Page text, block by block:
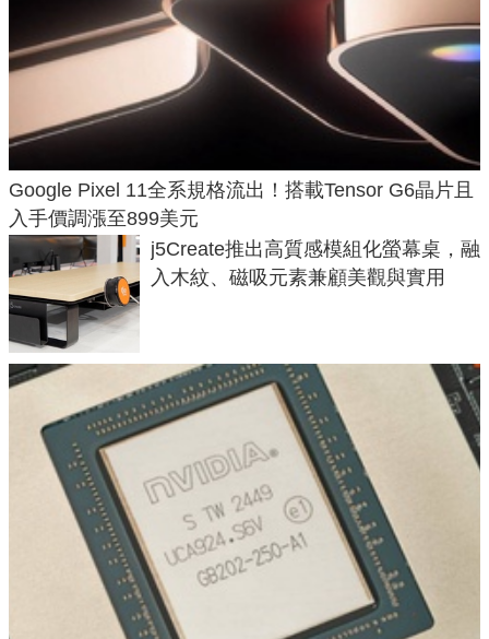
Google Pixel 11全系規格流出！搭載Tensor G6晶片且
入手價調漲至899美元
j5Create推出高質感模組化螢幕桌，融
入木紋、磁吸元素兼顧美觀與實用